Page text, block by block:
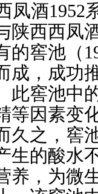
酒1952
陕西西凤
的窖池（
成，成功
窖池中的
等因素变
久之，窖
生的酸水
养，为微